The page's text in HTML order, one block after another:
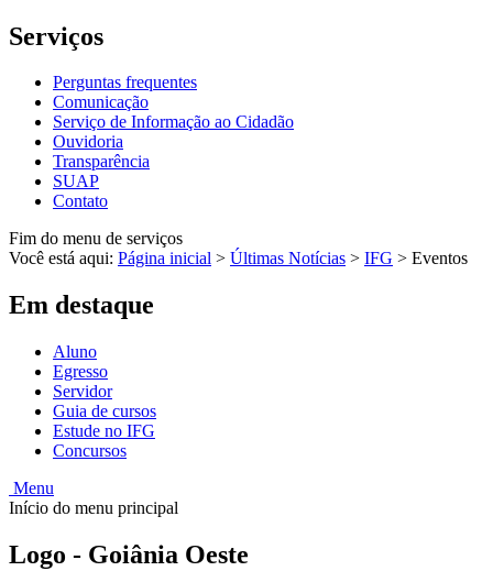
Serviços
Perguntas frequentes
Comunicação
Serviço de Informação ao Cidadão
Ouvidoria
Transparência
SUAP
Contato
Fim do menu de serviços
Você está aqui: Página inicial > Últimas Notícias > IFG > Eventos
Em destaque
Aluno
Egresso
Servidor
Guia de cursos
Estude no IFG
Concursos
Menu
Início do menu principal
Logo - Goiânia Oeste